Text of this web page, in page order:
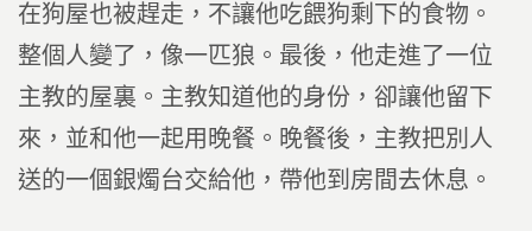
在狗屋也被趕走，不讓他吃餵狗剩下的食物。
整個人變了，像一匹狼。最後，他走進了一位
主教的屋裏。主教知道他的身份，卻讓他留下
來，並和他一起用晚餐。晚餐後，主教把別人
送的一個銀燭台交給他，帶他到房間去休息。